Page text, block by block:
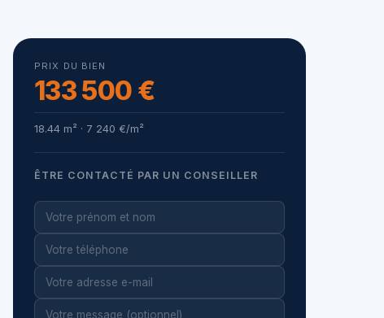
PRIX DU BIEN
133 500 €
18.44 m² · 7 240 €/m²
ÊTRE CONTACTÉ PAR UN CONSEILLER